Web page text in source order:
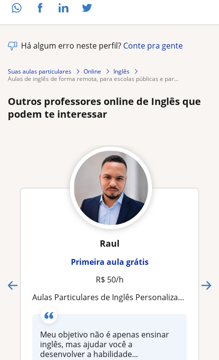
Há algum erro neste perfil? Conte pra gente
Suas aulas particulares Online
Inglês
aulas de inglês de forma remota, para escolas públicas e par...
Outros professores online de Inglês que
podem te interessar
Raul
Primeira aula grátis
R$ 50/h
Aulas Particulares de Inglês Personalizadas | Conversação, Trabalho, Viagens e Objetivos Profissionais
Meu objetivo não é apenas ensinar
inglês, mas ajudar você a
desenvolver a habilidade...